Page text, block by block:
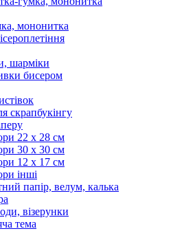
мононитка
шарміки
бисером
скрапбукінгу
22 х 28 см
30 х 30 см
12 х 17 см
інші
папір, велум, калька
візерунки
тема